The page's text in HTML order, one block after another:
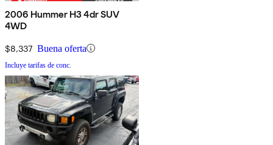
2006 Hummer H3 4dr SUV
4WD
$8,337 Buena oferta
Incluye tarifas de conc.